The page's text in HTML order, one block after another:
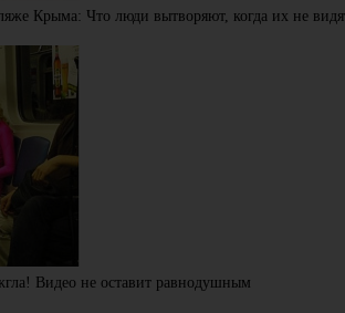
Крыма: Что люди вытворяют, когда их не
Видео не оставит равнодушным